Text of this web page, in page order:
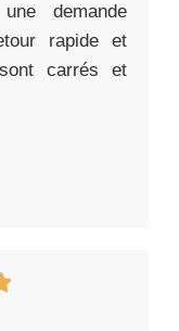
demande
rapide et
carrés et